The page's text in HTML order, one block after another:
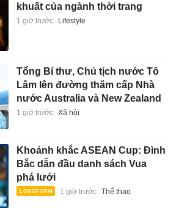
khuất của ngành thời trang
1 giờ trước Lifestyle
Tổng Bí thư, Chủ tịch nước Tô
Lâm lên đường thăm cấp Nhà
nước Australia và New Zealand
1 giờ trước Xã hội
Khoảnh khắc ASEAN Cup: Đình
Bắc dẫn đầu danh sách Vua
phá lưới
1 giờ trước Thể thao